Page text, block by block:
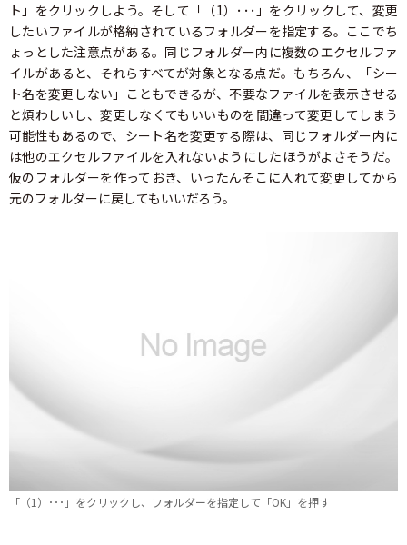
ト」をクリックしよう。そして「（1）･･･」をクリックして、変更
したいファイルが格納されているフォルダーを指定する。ここでち
ょっとした注意点がある。同じフォルダー内に複数のエクセルファ
イルがあると、それらすべてが対象となる点だ。もちろん、「シー
ト名を変更しない」こともできるが、不要なファイルを表示させる
と煩わしいし、変更しなくてもいいものを間違って変更してしまう
可能性もあるので、シート名を変更する際は、同じフォルダー内に
は他のエクセルファイルを入れないようにしたほうがよさそうだ。
仮のフォルダーを作っておき、いったんそこに入れて変更してから
元のフォルダーに戻してもいいだろう。
「（1）･･･」をクリックし、フォルダーを指定して「OK」を押す